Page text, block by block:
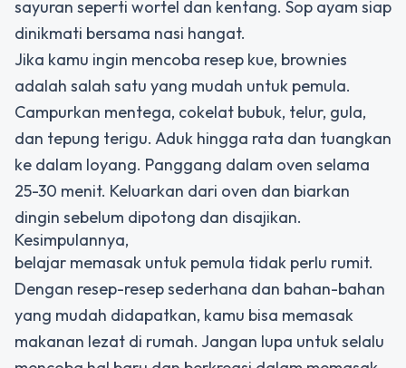
sayuran seperti wortel dan kentang. Sop ayam siap
dinikmati bersama nasi hangat.
Jika kamu ingin mencoba resep kue, brownies
adalah salah satu yang mudah untuk pemula.
Campurkan mentega, cokelat bubuk, telur, gula,
dan tepung terigu. Aduk hingga rata dan tuangkan
ke dalam loyang. Panggang dalam oven selama
25-30 menit. Keluarkan dari oven dan biarkan
dingin sebelum dipotong dan disajikan.
Kesimpulannya,
belajar memasak untuk pemula tidak perlu rumit.
Dengan resep-resep sederhana dan bahan-bahan
yang mudah didapatkan, kamu bisa memasak
makanan lezat di rumah. Jangan lupa untuk selalu